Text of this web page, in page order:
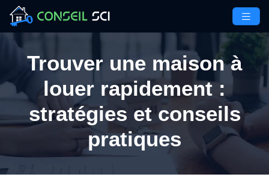
Trouver une maison à
louer rapidement :
stratégies et conseils
pratiques